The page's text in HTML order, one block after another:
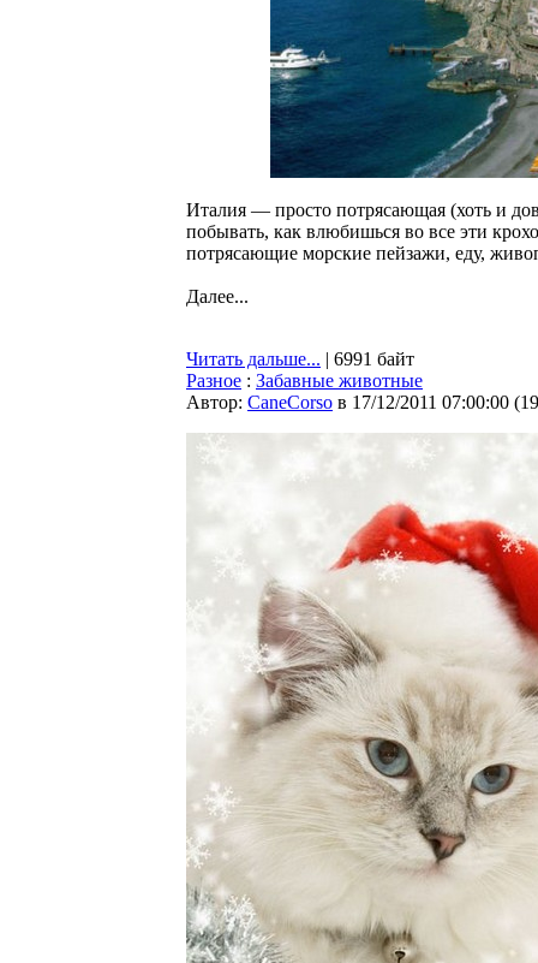
Италия — просто потрясающая (хоть и
побывать, как влюбишься во все эти
потрясающие морские пейзажи, еду,
Далее...
Читать дальше... | 6991 байт
Разное : Забавные животные
Автор: CaneCorso в 17/12/2011 07:00:00 (